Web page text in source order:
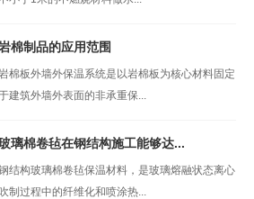
棉制品的应用范围
棉板外墙外保温系统是以岩棉板为核心材料固定
建筑外墙外表面的非承重保...
璃棉卷毡在钢结构施工能够达...
结构玻璃棉卷毡保温材料，是玻璃熔融状态离心
吹制过程中的纤维化和喷涂热...